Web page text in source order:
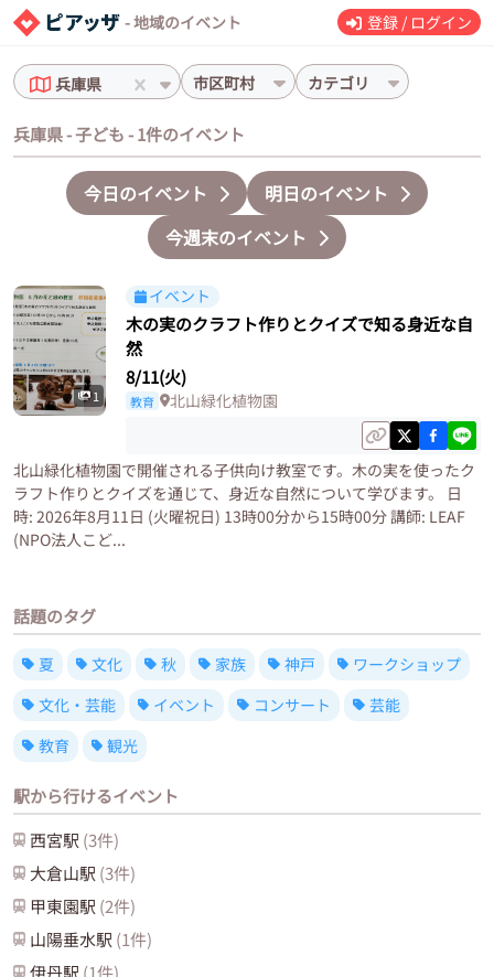
- 地域のイベント 登録 / ログイン
兵庫県 市区町村 カテゴリ
兵庫県 - 子ども - 1件のイベント
今日のイベント
明日のイベント
今週末のイベント
1
イベント
木の実のクラフト作りとクイズで知る身近な自
然
8/11(火)
教育 北山緑化植物園
北山緑化植物園で開催される子供向け教室です。木の実を使ったク
ラフト作りとクイズを通じて、身近な自然について学びます。 日
時: 2026年8月11日 (火曜祝日) 13時00分から15時00分 講師: LEAF
(NPO法人こど...
話題のタグ
夏 文化 秋 家族 神戸
ワークショップ
文化・芸能
イベント コンサート
芸能
教育
観光
駅から行けるイベント
西宮駅 (3件)
大倉山駅 (3件)
甲東園駅 (2件)
山陽垂水駅 (1件)
伊丹駅 (1件)